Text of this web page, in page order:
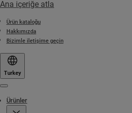
Ana içeriğe atla
Ürün kataloğu
Hakkımızda
Bizimle iletişime geçin
Turkey
Ürünler